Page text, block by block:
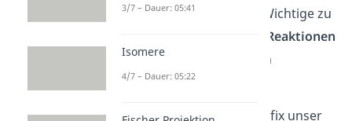
Beitrag erfährst du alles Wichtige zu
Reaktionen
und auch, was sie von den
Aldehydenunterscheidet.
Gerne kannst du dir auch fix unser
3/7 – Dauer: 05:41
Isomere
4/7 – Dauer: 05:22